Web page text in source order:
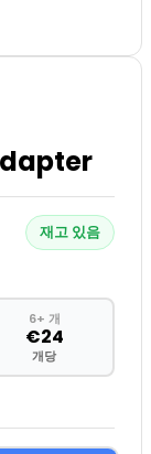
재고 있음
6+ 개
€24
개당